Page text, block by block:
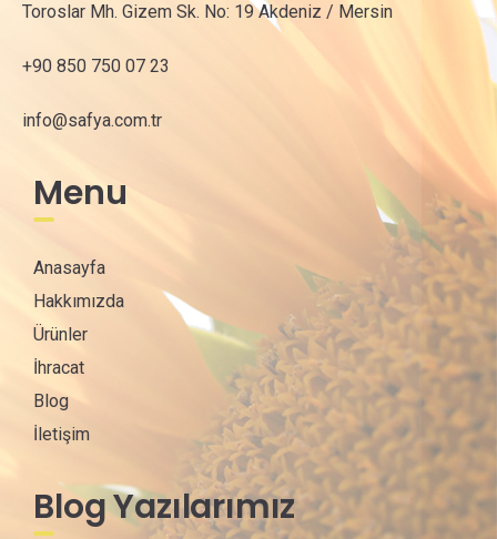
Toroslar Mh. Gizem Sk. No: 19 Akdeniz / Mersin
+90 850 750 07 23
info@safya.com.tr
Menu
Anasayfa
Hakkımızda
Ürünler
İhracat
Blog
İletişim
Blog Yazılarımız